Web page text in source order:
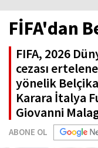
FİFA'dan
FIFA, 2026
cezası
yönelik
Karara İtalya
Giovanni
ABONE OL